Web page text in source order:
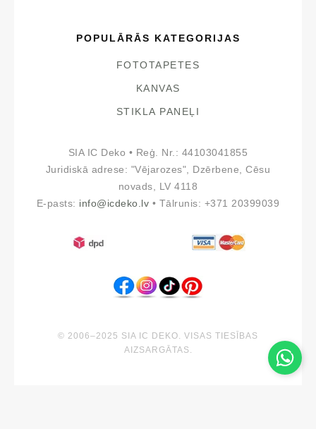
POPULĀRĀS KATEGORIJAS
FOTOTAPETES
KANVAS
STIKLA PANEĻI
SIA IC Deko • Reģ. Nr.: 44103041855
Juridiskā adrese: "Vējarozes", Dzērbene, Cēsu
novads, LV 4118
E-pasts: info@icdeko.lv • Tālrunis: +371 20399039
© 2006–2025 SIA IC DEKO. VISAS TIESĪBAS
AIZSARGĀTAS.